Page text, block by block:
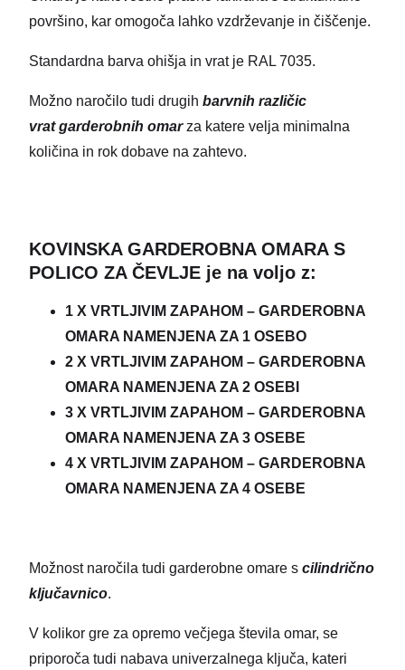
površino, kar omogoča lahko vzdrževanje in čiščenje.
Standardna barva ohišja in vrat je RAL 7035.
Možno naročilo tudi drugih barvnih različic
vrat garderobnih omar za katere velja minimalna
količina in rok dobave na zahtevo.
KOVINSKA GARDEROBNA OMARA S
POLICO ZA ČEVLJE je na voljo z:
1 X VRTLJIVIM ZAPAHOM – GARDEROBNA
OMARA NAMENJENA ZA 1 OSEBO
2 X VRTLJIVIM ZAPAHOM – GARDEROBNA
OMARA NAMENJENA ZA 2 OSEBI
3 X VRTLJIVIM ZAPAHOM – GARDEROBNA
OMARA NAMENJENA ZA 3 OSEBE
4 X VRTLJIVIM ZAPAHOM – GARDEROBNA
OMARA NAMENJENA ZA 4 OSEBE
Možnost naročila tudi garderobne omare s cilindrično
ključavnico.
V kolikor gre za opremo večjega števila omar, se
priporoča tudi nabava univerzalnega ključa, kateri